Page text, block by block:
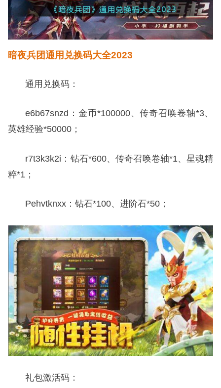
暗夜兵团通用兑换码大全2023
通用兑换码：
e6b67snzd：金币*100000、传奇召唤卷轴*3、
英雄经验*50000；
r7t3k3k2i：钻石*600、传奇召唤卷轴*1、星魂精
粹*1；
Pehvtknxx：钻石*100、进阶石*50；
礼包激活码：